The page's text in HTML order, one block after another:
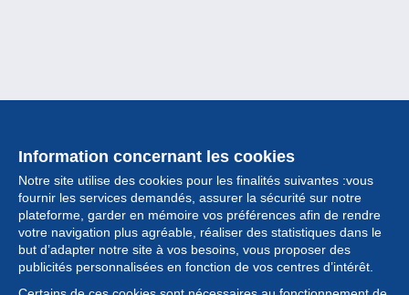
Information concernant les cookies
Notre site utilise des cookies pour les finalités suivantes :vous
fournir les services demandés, assurer la sécurité sur notre
plateforme, garder en mémoire vos préférences afin de rendre
votre navigation plus agréable, réaliser des statistiques dans le
but d’adapter notre site à vos besoins, vous proposer des
publicités personnalisées en fonction de vos centres d’intérêt.
Collection